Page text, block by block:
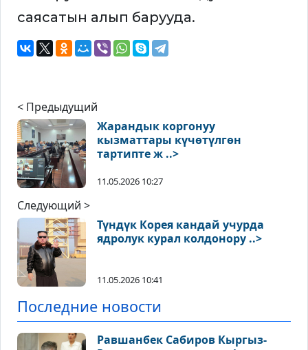
саясатын алып барууда.
< Предыдущий
Жарандык коргонуу
кызматтары күчөтүлгөн
тартипте ж ..>
11.05.2026 10:27
Следующий >
Түндүк Корея кандай учурда
ядролук курал колдонору ..>
11.05.2026 10:41
Последние новости
Равшанбек Сабиров Кыргыз-